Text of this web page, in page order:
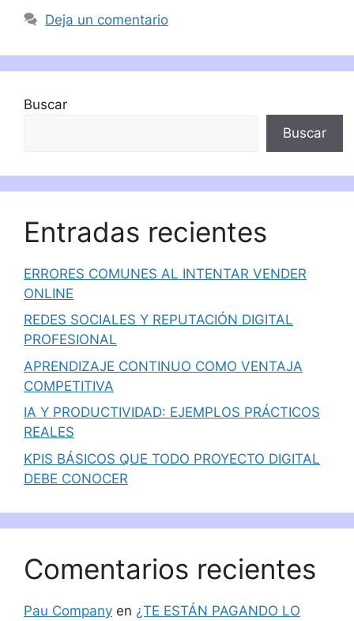
Deja un comentario
Buscar
Buscar
Entradas recientes
ERRORES COMUNES AL INTENTAR VENDER
ONLINE
REDES SOCIALES Y REPUTACIÓN DIGITAL
PROFESIONAL
APRENDIZAJE CONTINUO COMO VENTAJA
COMPETITIVA
IA Y PRODUCTIVIDAD: EJEMPLOS PRÁCTICOS
REALES
KPIS BÁSICOS QUE TODO PROYECTO DIGITAL
DEBE CONOCER
Comentarios recientes
Pau Company en ¿TE ESTÁN PAGANDO LO